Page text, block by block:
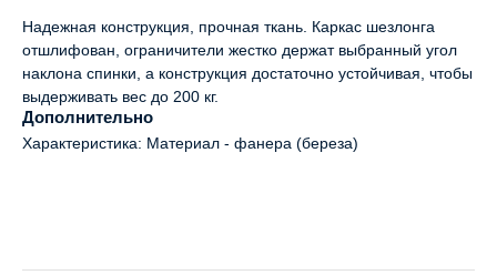
Надежная конструкция, прочная ткань. Каркас шезлонга
отшлифован, ограничители жестко держат выбранный угол
наклона спинки, а конструкция достаточно устойчивая, чтобы
выдерживать вес до 200 кг.
Дополнительно
Характеристика: Материал - фанера (береза)